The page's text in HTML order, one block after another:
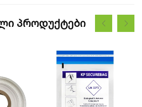
პროდუქტები